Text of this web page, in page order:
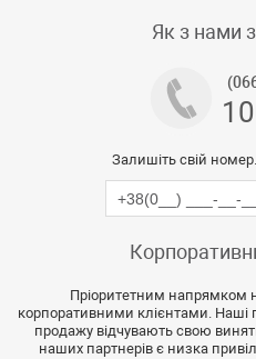
Як з нами
Залишіть свій
Пріоритетним напрямком
корпоративними клієнтами. Наші
продажу відчувають свою
наших партнерів є низка